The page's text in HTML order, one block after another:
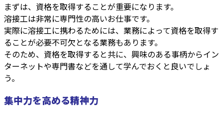
まずは、資格を取得することが重要になります。
溶接工は非常に専門性の高いお仕事です。
実際に溶接工に携わるためには、業務によって資格を取得す
ることが必要不可欠となる業務もあります。
そのため、資格を取得すると共に、興味のある事柄からイン
ターネットや専門書などを通して学んでおくと良いでしょ
う。
集中力を高める精神力